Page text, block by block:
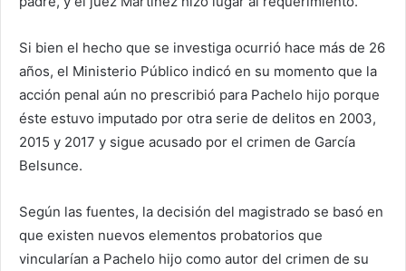
Si bien el hecho que se investiga ocurrió hace más de 26
años, el Ministerio Público indicó en su momento que la
acción penal aún no prescribió para Pachelo hijo porque
éste estuvo imputado por otra serie de delitos en 2003,
2015 y 2017 y sigue acusado por el crimen de García
Belsunce.
Según las fuentes, la decisión del magistrado se basó en
que existen nuevos elementos probatorios que
vincularían a Pachelo hijo como autor del crimen de su